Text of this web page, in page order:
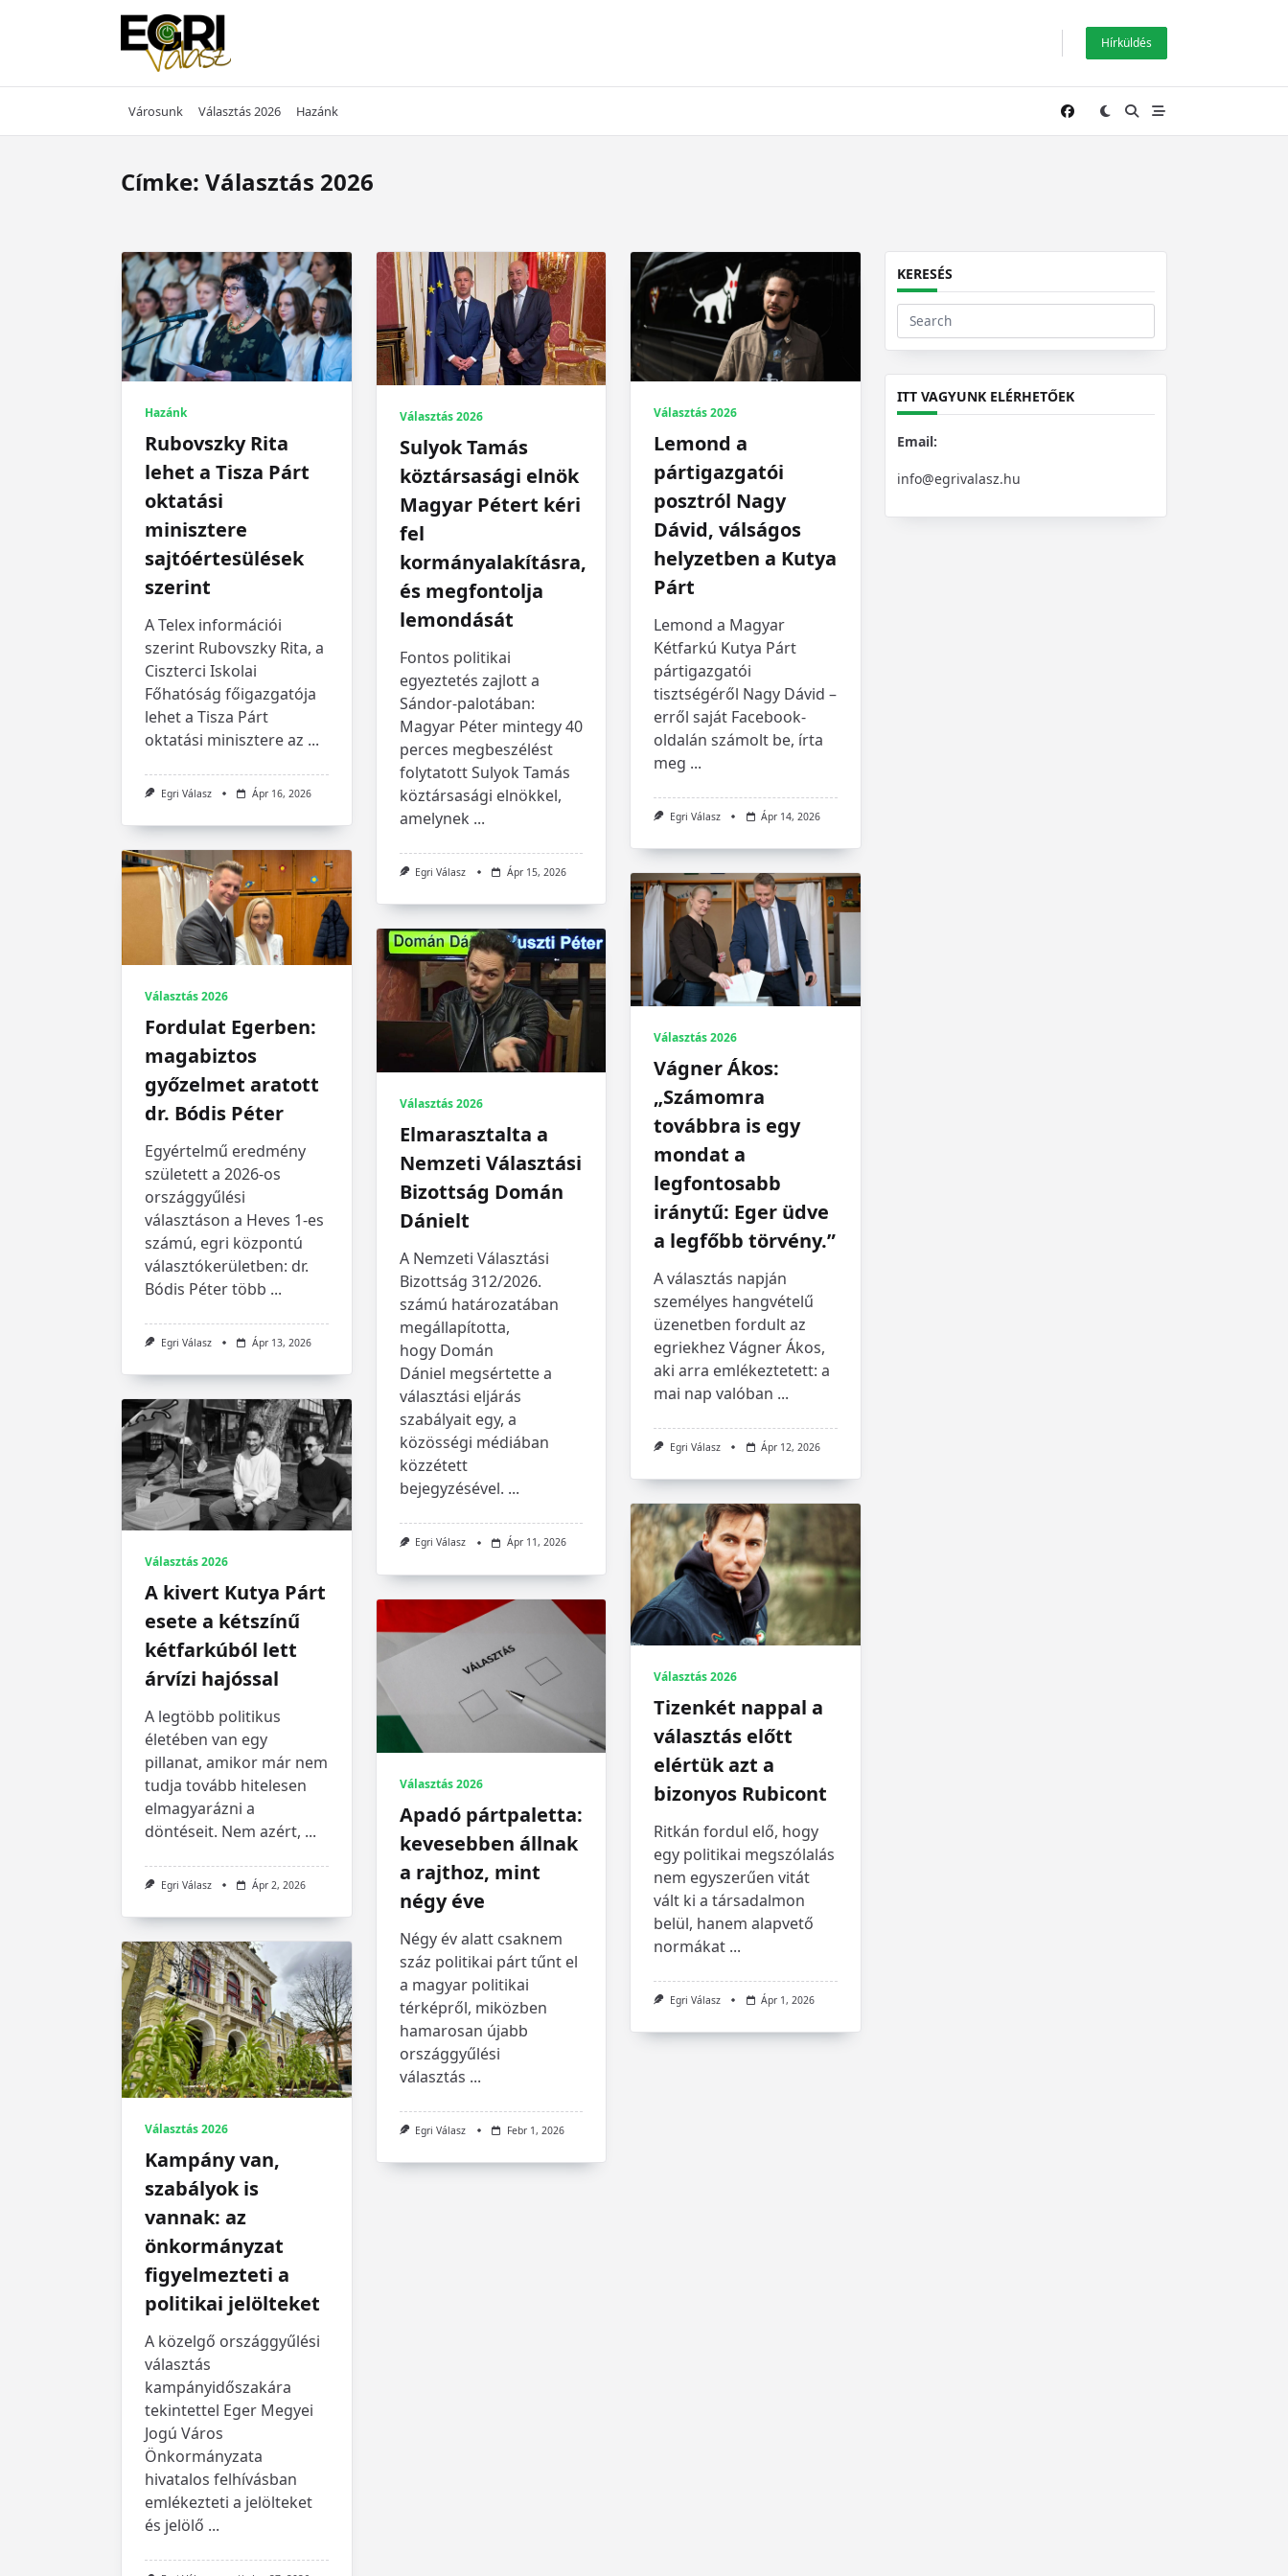
Hírküldés
Városunk Választás 2026 Hazánk
Címke: Választás 2026
Hazánk
Rubovszky Rita
lehet a Tisza Párt
oktatási
minisztere
sajtóértesülések
szerint
A Telex információi
szerint Rubovszky Rita, a
Ciszterci Iskolai
Főhatóság főigazgatója
lehet a Tisza Párt
oktatási minisztere az ...
Egri Válasz Ápr 16, 2026
Választás 2026
Sulyok Tamás
köztársasági elnök
Magyar Pétert kéri
fel
kormányalakításra,
és megfontolja
lemondását
Fontos politikai
egyeztetés zajlott a
Sándor-palotában:
Magyar Péter mintegy 40
perces megbeszélést
folytatott Sulyok Tamás
köztársasági elnökkel,
amelynek ...
Egri Válasz Ápr 15, 2026
Választás 2026
Lemond a
pártigazgatói
posztról Nagy
Dávid, válságos
helyzetben a Kutya
Párt
Lemond a Magyar
Kétfarkú Kutya Párt
pártigazgatói
tisztségéről Nagy Dávid –
erről saját Facebook-
oldalán számolt be, írta
meg ...
Egri Válasz Ápr 14, 2026
Választás 2026
Fordulat Egerben:
magabiztos
győzelmet aratott
dr. Bódis Péter
Egyértelmű eredmény
született a 2026-os
országgyűlési
választáson a Heves 1-es
számú, egri központú
választókerületben: dr.
Bódis Péter több ...
Egri Válasz Ápr 13, 2026
Választás 2026
Vágner Ákos:
„Számomra
továbbra is egy
mondat a
legfontosabb
iránytű: Eger üdve
a legfőbb törvény.”
A választás napján
személyes hangvételű
üzenetben fordult az
egriekhez Vágner Ákos,
aki arra emlékeztetett: a
mai nap valóban ...
Egri Válasz Ápr 12, 2026
Választás 2026
Elmarasztalta a
Nemzeti Választási
Bizottság Domán
Dánielt
A Nemzeti Választási
Bizottság 312/2026.
számú határozatában
megállapította,
hogy Domán
Dániel megsértette a
választási eljárás
szabályait egy, a
közösségi médiában
közzétett
bejegyzésével. ...
Egri Válasz Ápr 11, 2026
Választás 2026
A kivert Kutya Párt
esete a kétszínű
kétfarkúból lett
árvízi hajóssal
A legtöbb politikus
életében van egy
pillanat, amikor már nem
tudja tovább hitelesen
elmagyarázni a
döntéseit. Nem azért, ...
Egri Válasz Ápr 2, 2026
Választás 2026
Tizenkét nappal a
választás előtt
elértük azt a
bizonyos Rubicont
Ritkán fordul elő, hogy
egy politikai megszólalás
nem egyszerűen vitát
vált ki a társadalmon
belül, hanem alapvető
normákat ...
Egri Válasz Ápr 1, 2026
Választás 2026
Apadó pártpaletta:
kevesebben állnak
a rajthoz, mint
négy éve
Négy év alatt csaknem
száz politikai párt tűnt el
a magyar politikai
térképről, miközben
hamarosan újabb
országgyűlési
választás ...
Egri Válasz Febr 1, 2026
Választás 2026
Kampány van,
szabályok is
vannak: az
önkormányzat
figyelmezteti a
politikai jelölteket
A közelgő országgyűlési
választás
kampányidőszakára
tekintettel Eger Megyei
Jogú Város
Önkormányzata
hivatalos felhívásban
emlékezteti a jelölteket
és jelölő ...
KERESÉS
Search
for:
ITT VAGYUNK ELÉRHETŐEK
Email:
info@egrivalasz.hu